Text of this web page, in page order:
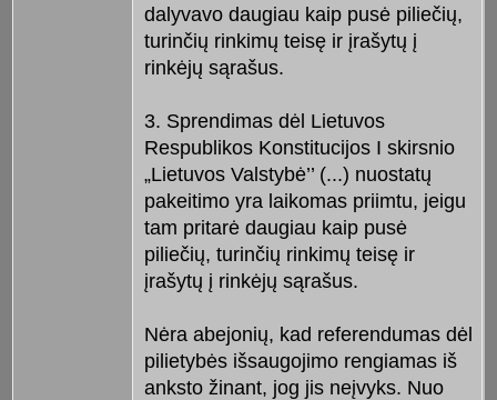
dalyvavo daugiau kaip pusė piliečių,
turinčių rinkimų teisę ir įrašytų į
rinkėjų sąrašus.
3. Sprendimas dėl Lietuvos
Respublikos Konstitucijos I skirsnio
„Lietuvos Valstybė’’ (...) nuostatų
pakeitimo yra laikomas priimtu, jeigu
tam pritarė daugiau kaip pusė
piliečių, turinčių rinkimų teisę ir
įrašytų į rinkėjų sąrašus.
Nėra abejonių, kad referendumas dėl
pilietybės išsaugojimo rengiamas iš
anksto žinant, jog jis neįvyks. Nuo